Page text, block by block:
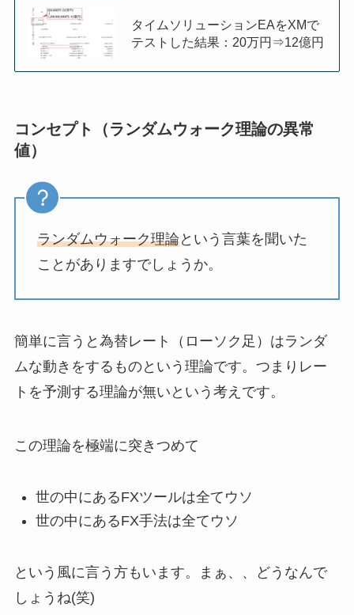
タイムソリューションEAをXMで
テストした結果：20万円⇒12億円
コンセプト（ランダムウォーク理論の異常
値）
ランダムウォーク理論という言葉を聞いた
ことがありますでしょうか。
簡単に言うと為替レート（ローソク足）はランダ
ムな動きをするものという理論です。つまりレー
トを予測する理論が無いという考えです。
この理論を極端に突きつめて
世の中にあるFXツールは全てウソ
世の中にあるFX手法は全てウソ
という風に言う方もいます。まぁ、、どうなんで
しょうね(笑)